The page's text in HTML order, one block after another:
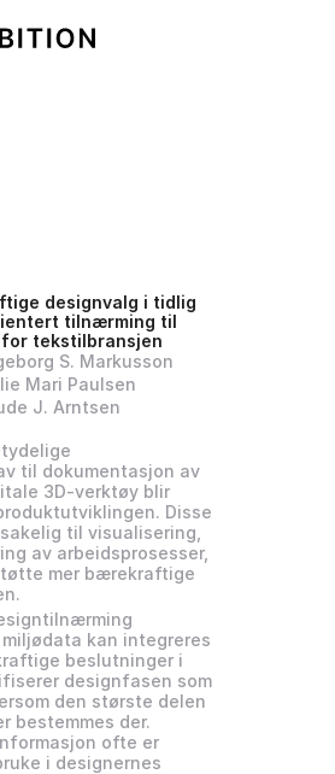
designvalg i tidlig
tilnærming til
tekstilbransjen
S. Markusson
Mari Paulsen
J. Arntsen
til dokumentasjon av
3D-verktøy blir
Disse
til visualisering,
av arbeidsprosesser,
mer bærekraftige
kan integreres
beslutninger i
designfasen som
den største delen
bestemmes der.
ofte er
i designernes